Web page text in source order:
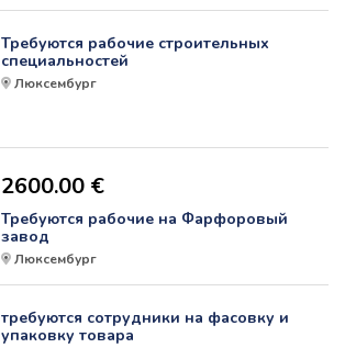
Требуются рабочие строительных
специальностей
Люксембург
2600.00 €
Требуются рабочие на Фарфоровый
завод
Люксембург
требуются сотрудники на фасовку и
упаковку товара